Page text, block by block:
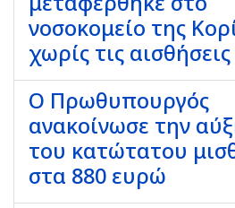
νοσοκομείο της
χωρίς τις
Ο Πρωθυπουργός
ανακοίνωσε την
του κατώτατου
στα 880 ευρώ